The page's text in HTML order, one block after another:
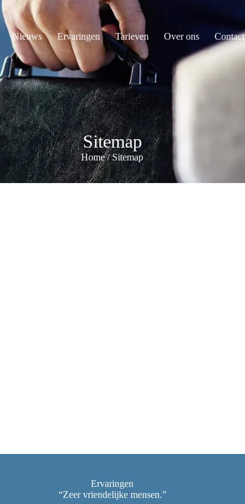
Nieuws Ervaringen Tarieven Over ons Contact
Sitemap
Home/Sitemap
Ervaringen
“Zeer vriendelijke mensen.”